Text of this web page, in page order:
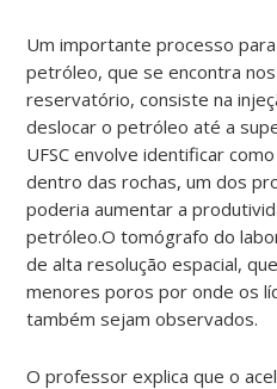
Um importante processo
petróleo, que se encontra
reservatório, consiste na
deslocar o petróleo até a
UFSC envolve identificar
dentro das rochas, um dos
poderia aumentar a
petróleo.O tomógrafo do
de alta resolução espacial,
menores poros por onde os
também sejam observados.
O professor explica que o